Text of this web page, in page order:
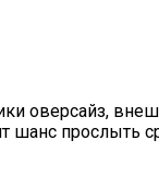
оверсайз,
шанс прослыть